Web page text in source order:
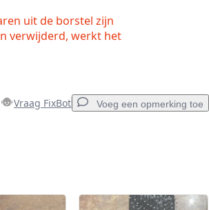
uit de borstel zijn
verwijderd, werkt het
Vraag FixBot Voeg een opmerking toe